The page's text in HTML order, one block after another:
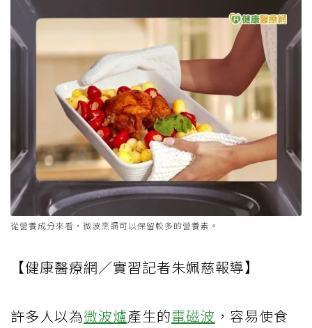
從營養成分來看，微波烹調可以保留較多的營養素。
【健康醫療網／實習記者朱姵慈報導】
許多人以為微波爐產生的電磁波 ，容易使食